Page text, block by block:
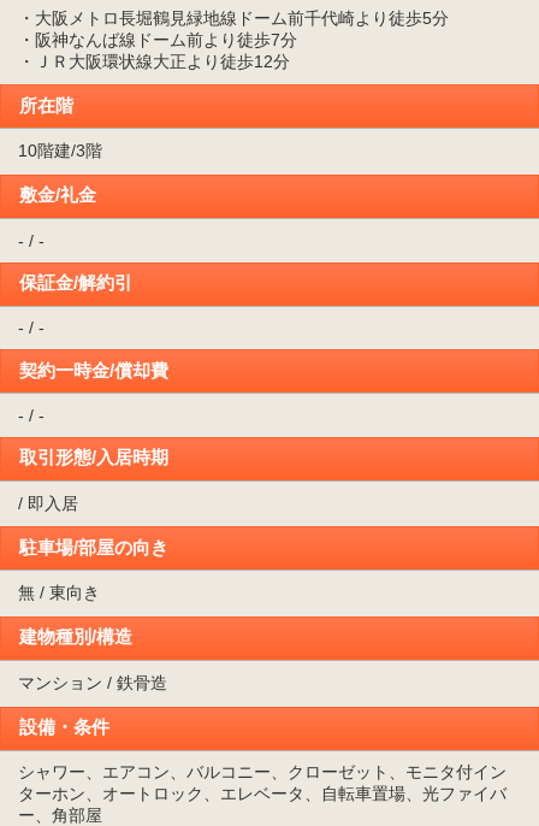
・大阪メトロ長堀鶴見緑地線ドーム前千代崎より徒歩5分
・阪神なんば線ドーム前より徒歩7分
・ＪＲ大阪環状線大正より徒歩12分
所在階
10階建/3階
敷金/礼金
- / -
保証金/解約引
- / -
契約一時金/償却費
- / -
取引形態/入居時期
/ 即入居
駐車場/部屋の向き
無 / 東向き
建物種別/構造
マンション / 鉄骨造
設備・条件
シャワー、エアコン、バルコニー、クローゼット、モニタ付イン
ターホン、オートロック、エレベータ、自転車置場、光ファイバ
ー、角部屋